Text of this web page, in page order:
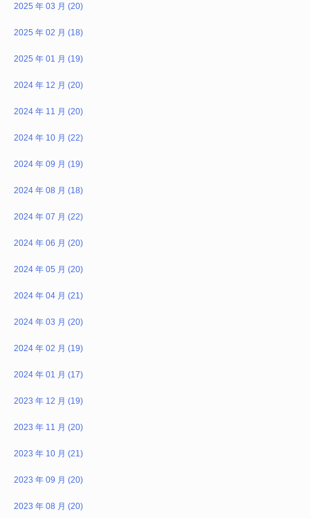
2025 年 03 月 (20)
2025 年 02 月 (18)
2025 年 01 月 (19)
2024 年 12 月 (20)
2024 年 11 月 (20)
2024 年 10 月 (22)
2024 年 09 月 (19)
2024 年 08 月 (18)
2024 年 07 月 (22)
2024 年 06 月 (20)
2024 年 05 月 (20)
2024 年 04 月 (21)
2024 年 03 月 (20)
2024 年 02 月 (19)
2024 年 01 月 (17)
2023 年 12 月 (19)
2023 年 11 月 (20)
2023 年 10 月 (21)
2023 年 09 月 (20)
2023 年 08 月 (20)